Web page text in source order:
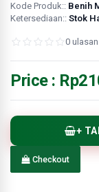
Kode Produk:: Benih
Ketersediaan:: Stok
0 ulasan
Price :
+
Checkout